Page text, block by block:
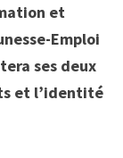
et
Emploi
ses deux
et l’identité